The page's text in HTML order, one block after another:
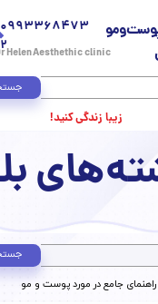
Dr Helen Aesthethic
0993368473
2
جستجو